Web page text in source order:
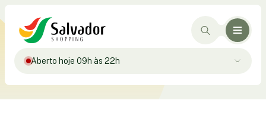
Aberto hoje 09h às 22h